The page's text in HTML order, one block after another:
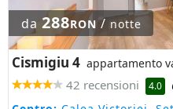
da 288RON/notte
Cismigiu 4 appartamento
42 recensioni 4.0